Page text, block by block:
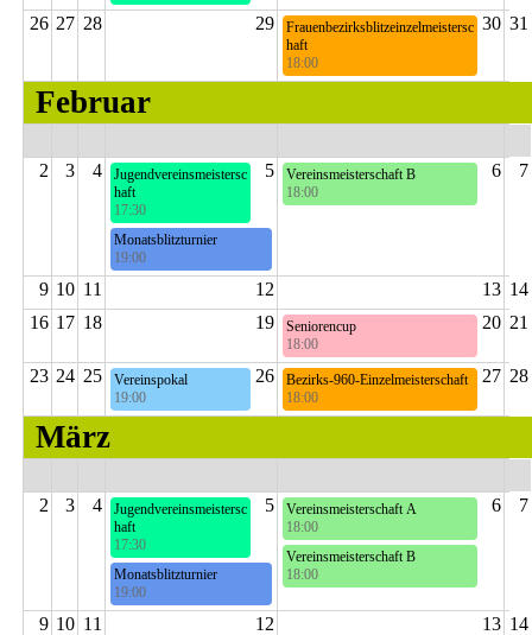
6. Runde
26 27 28 29 30
Frauenbezirksblitzeinzelmeistersc
haft
18:00
31
Februar
2 3 4 5
Jugendvereinsmeistersc
haft
17:30
7. Runde
Monatsblitzturnier
19:00
6. Runde
6
Vereinsmeisterschaft B
18:00
7
9 10 11 12 13 14
16 17 18 19 20
Seniorencup
18:00
4. Runde
21
23 24 25 26
Vereinspokal
19:00
3. Runde
27
Bezirks-960-Einzelmeisterschaft
18:00
Schnellschach
28
März
2 3 4 5
Jugendvereinsmeistersc
haft
17:30
8. Runde
Monatsblitzturnier
19:00
7. Runde
6
Vereinsmeisterschaft A
18:00
4. Runde
Vereinsmeisterschaft B
18:00
7. Runde
7
9 10 11 12 13 14